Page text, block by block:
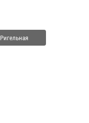
Ригельная